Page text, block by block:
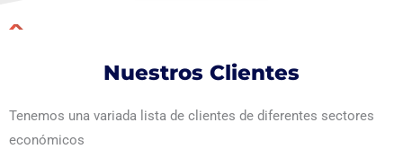
Nuestros Clientes
Tenemos una variada lista de clientes de diferentes sectores
económicos